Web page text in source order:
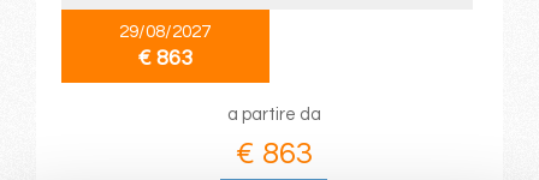
29/08/2027
€ 863
a partire da
€ 863